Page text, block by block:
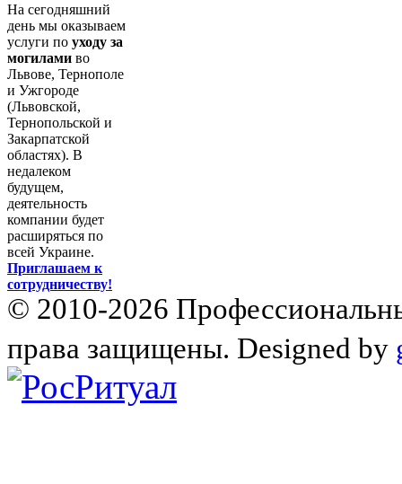
На сегодняшний
день мы оказываем
услуги по уходу за
могилами во
Львове, Тернополе
и Ужгороде
(Львовской,
Тернопольской и
Закарпатской
областях). В
недалеком
будущем,
деятельность
компании будет
расширяться по
всей Украине.
Приглашаем к
сотрудничеству!
© 2010-2026
права защищены. Designed by